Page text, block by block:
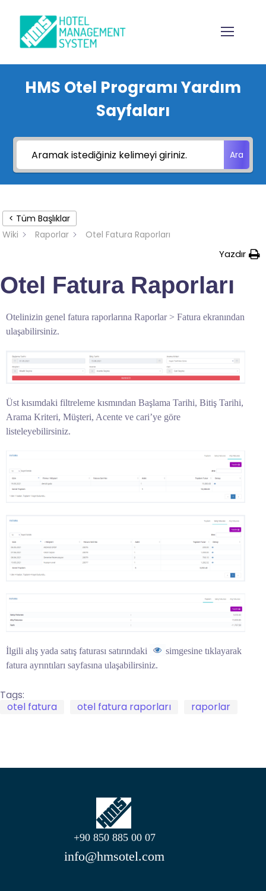
HMS Otel Programı Yardım
Sayfaları
Ara
< Tüm Başlıklar
Wiki
Raporlar Otel Fatura Raporları
Yazdır
Otel Fatura Raporları
Otelinizin genel fatura raporlarına Raporlar > Fatura ekranından
ulaşabilirsiniz.
Üst kısımdaki filtreleme kısmından Başlama Tarihi, Bitiş Tarihi,
Arama Kriteri, Müşteri, Acente ve cari’ye göre
listeleyebilirsiniz.
İlgili alış yada satış faturası satırındaki
simgesine tıklayarak
fatura ayrıntıları sayfasına ulaşabilirsiniz.
Tags:
otel fatura
otel fatura raporları raporlar
+90 850 885 00 07
info@hmsotel.com